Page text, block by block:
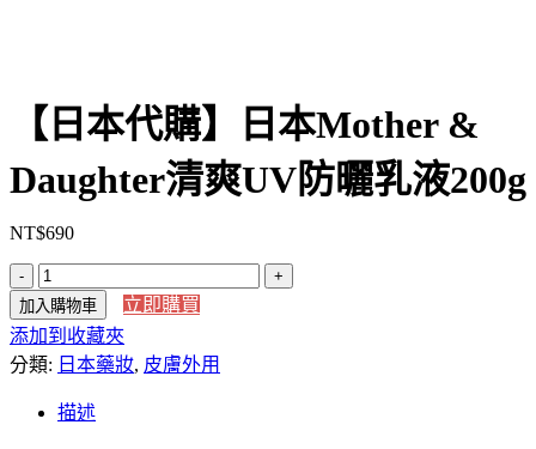
【日本代購】日本Mother &
Daughter清爽UV防曬乳液200g
NT$690
【日
本
代
購】
本
加入購物車
立即購買
添加到收藏夾
分類: 日本藥妝, 皮膚外用
描述